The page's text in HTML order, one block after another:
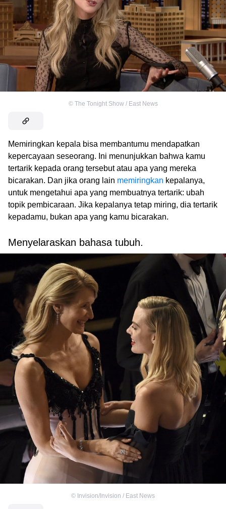
© The Tonight Show / East News
Memiringkan kepala bisa membantumu mendapatkan
kepercayaan seseorang. Ini menunjukkan bahwa kamu
tertarik kepada orang tersebut atau apa yang mereka
bicarakan. Dan jika orang lain memiringkan kepalanya,
untuk mengetahui apa yang membuatnya tertarik: ubah
topik pembicaraan. Jika kepalanya tetap miring, dia tertarik
kepadamu, bukan apa yang kamu bicarakan.
Menyelaraskan bahasa tubuh.
© Invision/Invision / East News